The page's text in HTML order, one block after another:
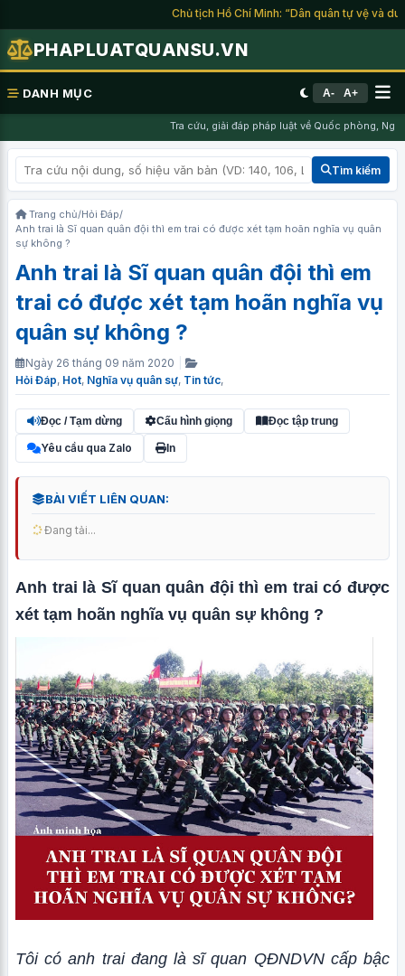
Chủ tịch Hồ Chí Minh: “Dân quân tự vệ và du
PHAPLUATQUANSU.VN
DANH MỤC A- A+
Tra cứu, giải đáp pháp luật về Quốc phòng,
Tìm kiếm
Trang chủ/Hỏi Đáp/
Anh trai là Sĩ quan quân đội thì em trai có được xét tạm hoãn nghĩa vụ quân
sự không ?
Anh trai là Sĩ quan quân đội thì em
trai có được xét tạm hoãn nghĩa vụ
quân sự không ?
Ngày 26 tháng 09 năm 2020
Hỏi Đáp, Hot, Nghĩa vụ quân sự, Tin tức,
Đọc / Tạm dừng Cấu hình giọng Đọc tập trung
Yêu cầu qua Zalo In
BÀI VIẾT LIÊN QUAN:
Đang tải...
Anh trai là Sĩ quan quân đội thì em trai có được
xét tạm hoãn nghĩa vụ quân sự không ?
Tôi có anh trai đang là sĩ quan QĐNDVN cấp bậc